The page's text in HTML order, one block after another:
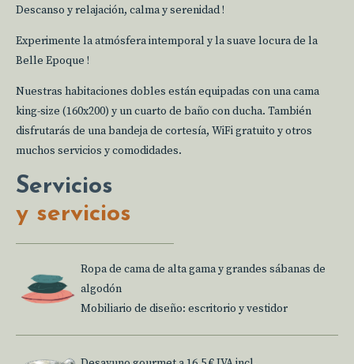
Descanso y relajación, calma y serenidad !
Experimente la atmósfera intemporal y la suave locura de la
Belle Epoque !
Nuestras habitaciones dobles están equipadas con una cama
king-size (160x200) y un cuarto de baño con ducha. También
disfrutarás de una bandeja de cortesía, WiFi gratuito y otros
muchos servicios y comodidades.
Servicios
y servicios
Ropa de cama de alta gama y grandes sábanas de
algodón
Mobiliario de diseño: escritorio y vestidor